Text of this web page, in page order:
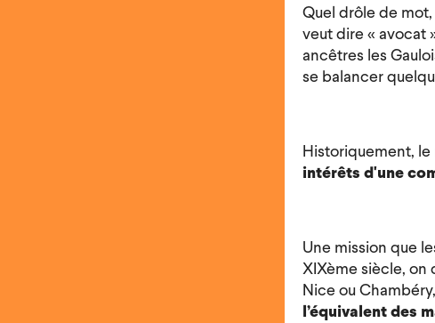
Quel drôle de
veut dire « avocat
ancêtres les
se balancer
Historiquement, le
intérêts d'une
Une mission que
XIXème siècle, on
Nice ou
l’équivalent des